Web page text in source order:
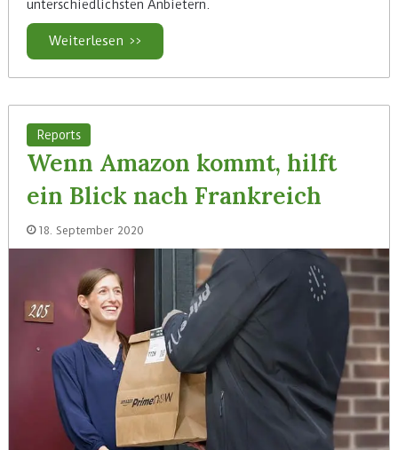
unterschiedlichsten Anbietern.
Weiterlesen >>
Reports
Wenn Amazon kommt, hilft
ein Blick nach Frankreich
18. September 2020